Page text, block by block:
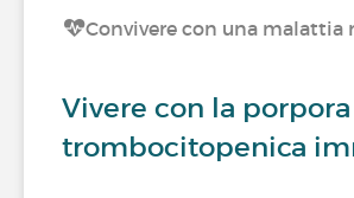
Convivere con una malattia
Vivere con la porpora
trombocitopenica